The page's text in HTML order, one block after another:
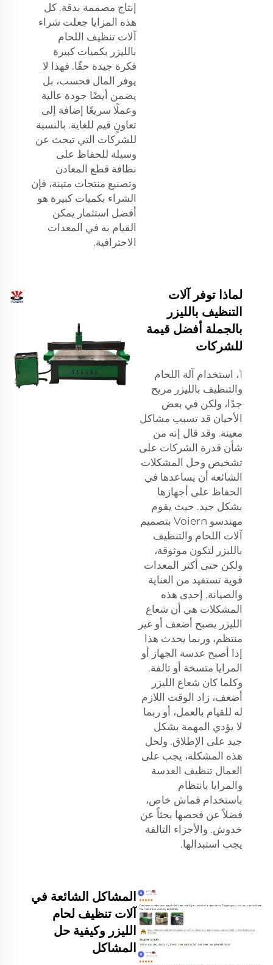
إنتاج مصممة بدقة. كل
هذه المزايا جعلت شراء
آلات تنظيف اللحام
بالليزر بكميات كبيرة
فكرة جيدة حقًا. فهذا لا
يوفر المال فحسب، بل
يضمن أيضًا جودة عالية
وعملًا سريعًا إضافة إلى
تعاونٍ قيم للغاية. بالنسبة
للشركات التي تبحث عن
وسيلة للحفاظ على
نظافة قطع المعادن
وتصنيع منتجات متينة، فإن
الشراء بكميات كبيرة هو
أفضل استثمار يمكن
القيام به في المعدات
الاحترافية.
لماذا توفر آلات
التنظيف بالليزر
بالجملة أفضل قيمة
للشركات
1، استخدام آلة اللحام
والتنظيف بالليزر مريح
جدًا، ولكن في بعض
الأحيان قد تسبب مشاكل
معينة. وقد قال إنه من
شأن قدرة الشركات على
تشخيص وحل المشكلات
الشائعة أن يساعدها في
الحفاظ على أجهازها
بشكل جيد. حيث يقوم
مهندسو Voiern بتصميم
آلات اللحام والتنظيف
بالليزر لتكون موثوقة،
ولكن حتى أكثر المعدات
قوية تستفيد من العناية
والصيانة. إحدى هذه
المشكلات هي أن شعاع
الليزر يصبح أضعف أو غير
منتظم، وربما يحدث هذا
إذا أصبح عدسة الجهاز أو
المرايا متسخة أو تالفة.
وكلما كان شعاع الليزر
أضعف، زاد الوقت اللازم
له للقيام بالعمل، أو ربما
لا يؤدي المهمة بشكل
جيد على الإطلاق. ولحل
هذه المشكلة، يجب على
العمال تنظيف العدسة
والمرايا بانتظام
باستخدام قماش خاص،
فضلاً عن فحصها بحثاً عن
خدوش. والأجزاء التالفة
يجب استبدالها.
المشاكل الشائعة في
آلات تنظيف لحام
الليزر وكيفية حل
المشاكل